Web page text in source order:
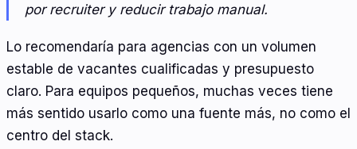
por recruiter y reducir trabajo manual.
Lo recomendaría para agencias con un volumen
estable de vacantes cualificadas y presupuesto
claro. Para equipos pequeños, muchas veces tiene
más sentido usarlo como una fuente más, no como el
centro del stack.